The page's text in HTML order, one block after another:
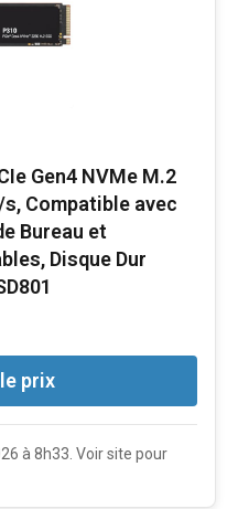
Gen4 NVMe M.2
s, Compatible avec
Bureau et
Disque Dur
prix
à 8h33. Voir site pour